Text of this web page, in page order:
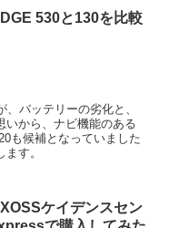
530と130を比較
バッテリーの劣化と、
いから、ナビ機能のある
も候補となっていました
す。
XOSSケイデンスセン